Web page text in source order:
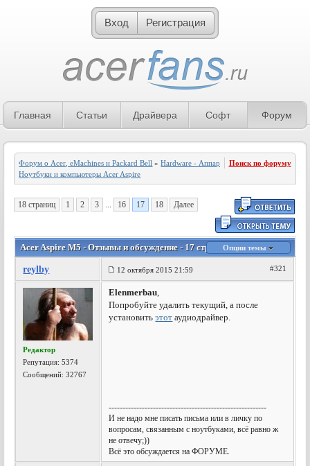
Вход Регистрация
Главная Статьи Драйвера Софт Форум
Форум о Acer, eMachines и Packard Bell »Hardware - Аппаратное обеспечение»
Ноутбуки и компьютеры Acer Aspire
Поиск по форуму
18 страниц 1 2 3 ... 16 17 18 Далее
Acer Aspire M5 - Отзывы и обсуждение - 17 страницаОпции темы
reylby 12 октября 2015 21:59 #321
Редактор
Репутация:5374
Сообщений: 32767
Elenmerbau,
Попробуйте удалить текущий, а после
установитьэтот аудиодрайвер.
---------------------------------------------------------
И не надо мне писать письма или в личку по
вопросам, связанным с ноутбуками, всё равно ж
не отвечу;))
Всё это обсуждается на ФОРУМЕ.